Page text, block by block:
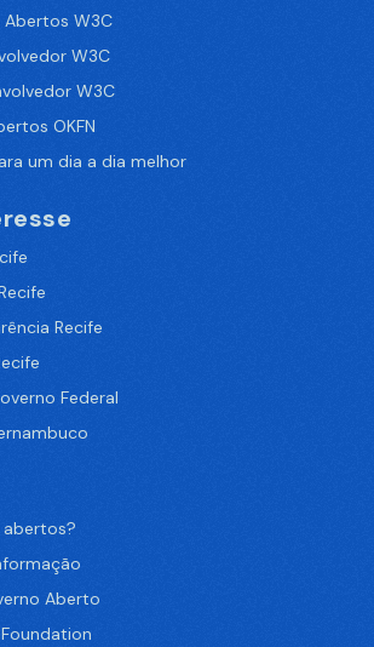
Abertos W3C
W3C
W3C
OKFN
um dia a dia melhor
Recife
Federal
Aberto